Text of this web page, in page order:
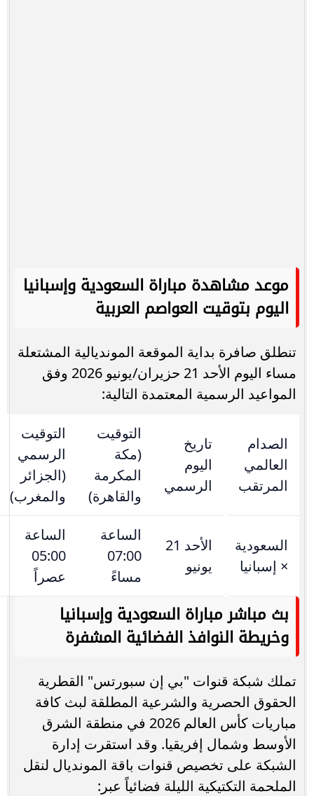
موعد مشاهدة مباراة السعودية وإسبانيا
اليوم بتوقيت العواصم العربية
تنطلق صافرة بداية الموقعة المونديالية المشتعلة
مساء اليوم الأحد 21 حزيران/يونيو 2026 وفق
المواعيد الرسمية المعتمدة التالية:
الصدام
العالمي
المرتقب
تاريخ
اليوم
الرسمي
التوقيت
(مكة
المكرمة
والقاهرة)
التوقيت
الرسمي
(الجزائر
والمغرب)
السعودية
× إسبانيا
الأحد 21
يونيو
الساعة
07:00
مساءً
الساعة
05:00
عصراً
بث مباشر مباراة السعودية وإسبانيا
وخريطة النوافذ الفضائية المشفرة
تملك شبكة قنوات "بي إن سبورتس" القطرية
الحقوق الحصرية والشرعية المطلقة لبث كافة
مباريات كأس العالم 2026 في منطقة الشرق
الأوسط وشمال إفريقيا. وقد استقرت إدارة
الشبكة على تخصيص قنوات باقة المونديال لنقل
الملحمة التكتيكية الليلة فضائياً عبر: